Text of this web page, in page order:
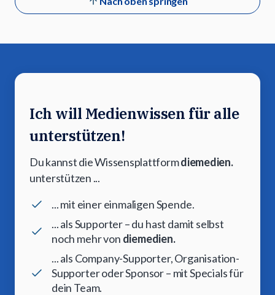
Ich will Medienwissen für alle
unterstützen!
Du kannst die Wissensplattformdiemedien.
unterstützen ...
... mit einer einmaligen Spende.
... als Supporter – du hast damit selbst
noch mehr von diemedien.
... als Company-Supporter, Organisation-
Supporter oder Sponsor – mit Specials für
dein Team.